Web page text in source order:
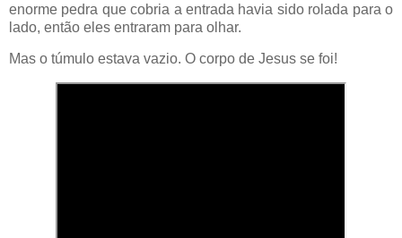
enorme pedra que cobria a entrada havia sido rolada para o
lado, então eles entraram para olhar.
Mas o túmulo estava vazio. O corpo de Jesus se foi!